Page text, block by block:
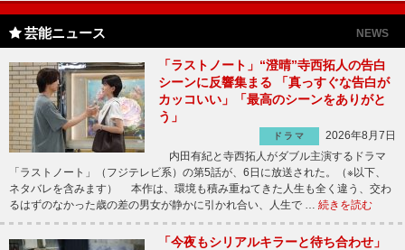
芸能ニュース NEWS
「ラストノート」“澄晴”寺西拓人の告白
シーンに反響集まる 「真っすぐな告白が
カッコいい」「最高のシーンをありがと
う」
ドラマ
2026年8月7日
内田有紀と寺西拓人がダブル主演するドラマ
「ラストノート」（フジテレビ系）の第5話が、6日に放送された。（※以下、
ネタバレを含みます） 本作は、環境も積み重ねてきた人生も全く違う、交わ
るはずのなかった歳の差の男女が静かに引かれ合い、人生で … 続きを読む
「今夜もシリアルキラーと待ち合わせ」